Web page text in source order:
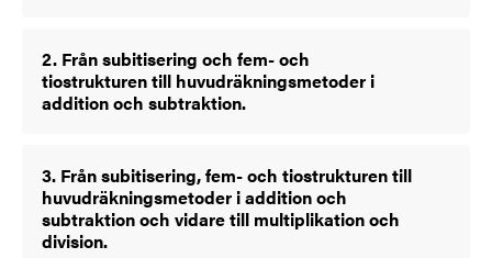
2. Från subitisering och fem- och
tiostrukturen till huvudräkningsmetoder i
addition och subtraktion.
3. Från subitisering, fem- och tiostrukturen till
huvudräkningsmetoder i addition och
subtraktion och vidare till multiplikation och
division.